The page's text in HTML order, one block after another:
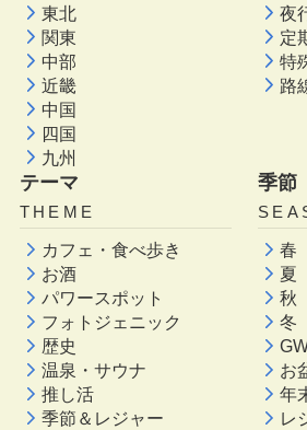
東北
関東
中部
近畿
中国
四国
九州
夜
定
特
路
テーマ
THEME
カフェ・食べ歩き
お酒
パワースポット
フォトジェニック
歴史
温泉・サウナ
推し活
季節＆レジャー
季節
春
夏
秋
冬
お
年
レ